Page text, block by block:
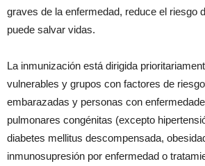
graves de la enfermedad, reduce el riesgo
puede salvar vidas.
La inmunización está dirigida
vulnerables y grupos con factores de
embarazadas y personas con
pulmonares congénitas (excepto
diabetes mellitus descompensada,
inmunosupresión por enfermedad o